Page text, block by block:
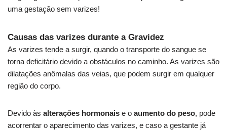
uma gestação sem varizes!
Causas das varizes durante a Gravidez
As varizes tende a surgir, quando o transporte do sangue se
torna deficitário devido a obstáculos no caminho. As varizes são
dilatações anômalas das veias, que podem surgir em qualquer
região do corpo.
Devido às alterações hormonais e o aumento do peso, pode
acorrentar o aparecimento das varizes, e caso a gestante já